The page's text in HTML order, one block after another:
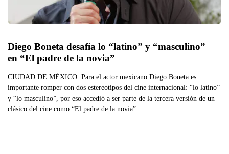
Diego Boneta desafía lo “latino” y “masculino”
en “El padre de la novia”
CIUDAD DE MÉXICO. Para el actor mexicano Diego Boneta es
importante romper con dos estereotipos del cine internacional: “lo latino”
y “lo masculino”, por eso accedió a ser parte de la tercera versión de un
clásico del cine como “El padre de la novia”.